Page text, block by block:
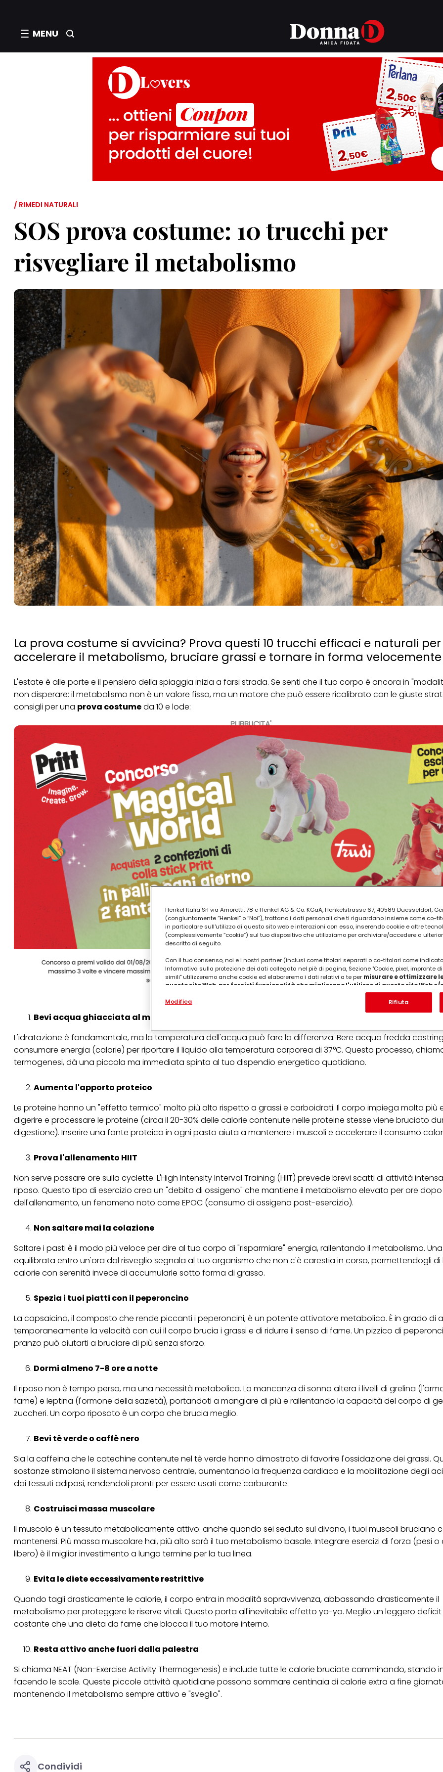
MENU
/ RIMEDI NATURALI
SOS prova costume: 10 trucchi per
risvegliare il metabolismo
La prova costume si avvicina? Prova questi 10 trucchi efficaci e naturali per
accelerare il metabolismo, bruciare grassi e tornare in forma velocemente
PUBBLICITA'
L'estate è alle porte e il pensiero della spiaggia inizia a farsi strada. Se senti che il tuo corpo è ancora in
non disperare: il metabolismo non è un valore fisso, ma un motore che può essere ricalibrato con le giuste
consigli per una prova costumeda 10 e lode:
Bevi acqua ghiacciata al mattino
L'idratazione è fondamentale, ma la temperatura dell'acqua può fare la differenza. Bere acqua fredda
consumare energia (calorie) per riportare il liquido alla temperatura corporea di 37°C. Questo processo,
termogenesi, dà una piccola ma immediata spinta al tuo dispendio energetico quotidiano.
Aumenta l'apporto proteico
Le proteine hanno un "effetto termico" molto più alto rispetto a grassi e carboidrati. Il corpo impiega molta più
digerire e processare le proteine (circa il 20-30% delle calorie contenute nelle proteine stesse viene bruciato
digestione). Inserire una fonte proteica in ogni pasto aiuta a mantenere i muscoli e accelerare il consumo
Prova l'allenamento HIIT
Non serve passare ore sulla cyclette. L'High Intensity Interval Training (HIIT) prevede brevi scatti di attività
riposo. Questo tipo di esercizio crea un "debito di ossigeno" che mantiene il metabolismo elevato per ore
dell'allenamento, un fenomeno noto come EPOC (consumo di ossigeno post-esercizio).
Non saltare mai la colazione
Saltare i pasti è il modo più veloce per dire al tuo corpo di "risparmiare" energia, rallentando il metabolismo.
equilibrata entro un'ora dal risveglio segnala al tuo organismo che non c'è carestia in corso, permettendogli di
calorie con serenità invece di accumularle sotto forma di grasso.
Spezia i tuoi piatti con il peperoncino
La capsaicina, il composto che rende piccanti i peperoncini, è un potente attivatore metabolico. È in grado di
temporaneamente la velocità con cui il corpo brucia i grassi e di ridurre il senso di fame. Un pizzico di
pranzo può aiutarti a bruciare di più senza sforzo.
Dormi almeno 7-8 ore a notte
Il riposo non è tempo perso, ma una necessità metabolica. La mancanza di sonno altera i livelli di grelina
fame) e leptina (l'ormone della sazietà), portandoti a mangiare di più e rallentando la capacità del corpo di
zuccheri. Un corpo riposato è un corpo che brucia meglio.
Bevi tè verde o caffè nero
Sia la caffeina che le catechine contenute nel tè verde hanno dimostrato di favorire l'ossidazione dei grassi.
sostanze stimolano il sistema nervoso centrale, aumentando la frequenza cardiaca e la mobilitazione degli
dai tessuti adiposi, rendendoli pronti per essere usati come carburante.
Costruisci massa muscolare
Il muscolo è un tessuto metabolicamente attivo: anche quando sei seduto sul divano, i tuoi muscoli bruciano
mantenersi. Più massa muscolare hai, più alto sarà il tuo metabolismo basale. Integrare esercizi di forza (pesi
libero) è il miglior investimento a lungo termine per la tua linea.
Evita le diete eccessivamente restrittive
Quando tagli drasticamente le calorie, il corpo entra in modalità sopravvivenza, abbassando drasticamente il
metabolismo per proteggere le riserve vitali. Questo porta all'inevitabile effetto yo-yo. Meglio un leggero
costante che una dieta da fame che blocca il tuo motore interno.
Resta attivo anche fuori dalla palestra
Si chiama NEAT (Non-Exercise Activity Thermogenesis) e include tutte le calorie bruciate camminando, stando
facendo le scale. Queste piccole attività quotidiane possono sommare centinaia di calorie extra a fine
mantenendo il metabolismo sempre attivo e "sveglio".
Condividi
Henkel Italia Srl via Amoretti, 78 e Henkel AG & Co. KGaA, Henkelstrasse 67, 40589 Duesseldorf,
(congiuntamente “Henkel” o “Noi”), trattano i dati personali che ti riguardano insieme come co-
in particolare sull'utilizzo di questo sito web e interazioni con esso, inserendo cookie e altre
(complessivamente “cookie”) sul tuo dispositivo che utilizziamo per archiviare/accedere a
descritto di seguito.
Con il tuo consenso, noi e i nostri partner (inclusi come titolari separati o co-titolari come
Informativa sulla protezione dei dati collegata nel piè di pagina, Sezione "Cookie, pixel, impronte
simili" utilizzeremo anche cookie ed elaboreremo i dati relativi a te per misurare e ottimizzare
questo sito Web, per fornirti funzionalità che migliorano l'utilizzo di questo sito Web e/
. Analizzeremo il tuo utilizzo di questo sito Web e le tue interazioni commerciali
(rispettivamente dell'azienda per cui lavori) per) e su tale base tracciare i tuoi acquisti dei nostri
terzi, conservare le nostre informazioni sulle entità commerciali e creare profili individuali su di te
identificati) su questo sito web e altri media (di terzi) tramite i dispositivi assegnati a te o alla tua
misurare e ottimizzare il successo delle campagne pubblicitarie.
Puoi trovare maggiori informazioni sul trattamento dei tuoi dati nella nostra Informativa sulla
collegata nel piè di pagina (Sezione "Cookie, Pixel, Impronte digitali e tecnologie simili"). Puoi
"modifica" di seguito".
Se fai clic su "Modifica" potrai trovare maggiori informazioni sul trattamento dei tuoi dati / sull'uso
per uno o più degli scopi sopra menzionati. Cliccando su "Accetta tutto", acconsenti all'uso dei
tuoi dati personali per tutte le finalità sopra indicate. Se fai clic su "Rifiuta", verranno utilizzati solo i
Modifica Rifiuta